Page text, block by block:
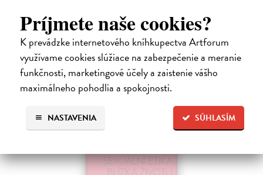
Príjmete naše cookies?
K prevádzke internetového kníhkupectva Artforum
využívame cookies slúžiace na zabezpečenie a meranie
funkčnosti, marketingové účely a zaistenie vášho
maximálneho pohodlia a spokojnosti.
SÚHLASÍM
NASTAVENIA
psychologické…
Do 3 dní
20,47 €
21,10 € ?